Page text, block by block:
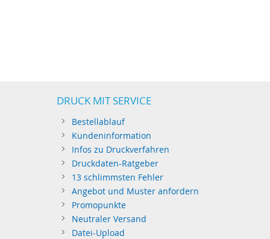
DRUCK MIT SERVICE
Bestellablauf
Kundeninformation
Infos zu Druckverfahren
Druckdaten-Ratgeber
13 schlimmsten Fehler
Angebot und Muster anfordern
Promopunkte
Neutraler Versand
Datei-Upload